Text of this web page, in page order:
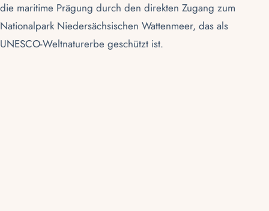
die maritime Prägung durch den direkten Zugang zum
Nationalpark Niedersächsischen Wattenmeer, das als
UNESCO-Weltnaturerbe geschützt ist.